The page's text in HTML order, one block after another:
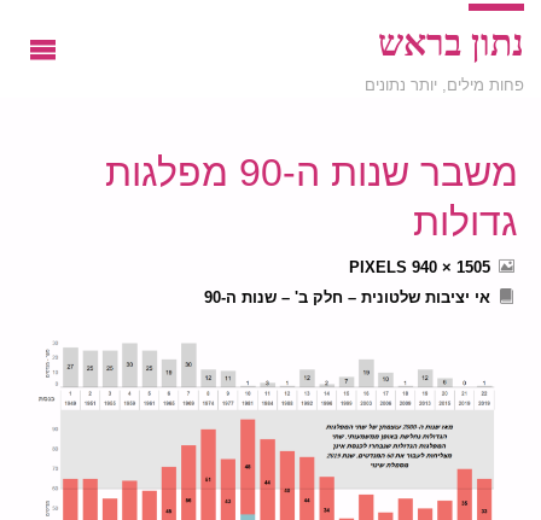
נתון בראש
פחות מילים, יותר נתונים
משבר שנות ה-90 מפלגות
גדולות
FULL
SIZE
1505 × 940
PIXELS
אי יציבות שלטונית – חלק ב' – שנות ה-90